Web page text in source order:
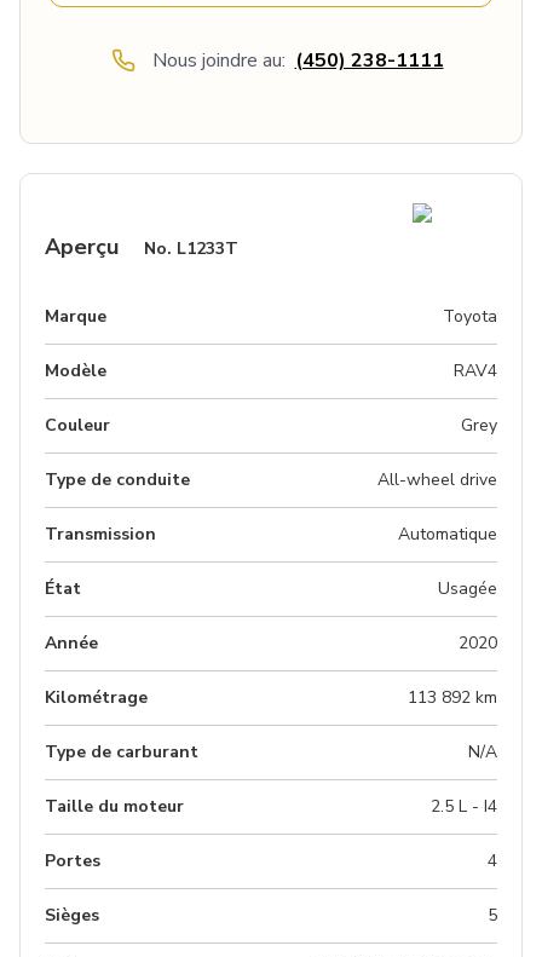
Nous joindre au: (450) 238-1111
Aperçu No. L1233T
Marque Toyota
Modèle RAV4
Couleur grey
Type de conduite All-wheel drive
Transmission Automatique
État Usagée
Année 2020
Kilométrage 113 892 km
Type de carburant N/A
Taille du moteur 2.5 L - I4
Portes 4
Sièges 5